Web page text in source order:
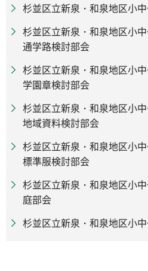
杉並区立新泉・和泉地区小
杉並区立新泉・和泉地区小
通学路検討部会
杉並区立新泉・和泉地区小
学園章検討部会
杉並区立新泉・和泉地区小
地域資料検討部会
杉並区立新泉・和泉地区小
標準服検討部会
杉並区立新泉・和泉地区小
庭部会
杉並区立新泉・和泉地区小